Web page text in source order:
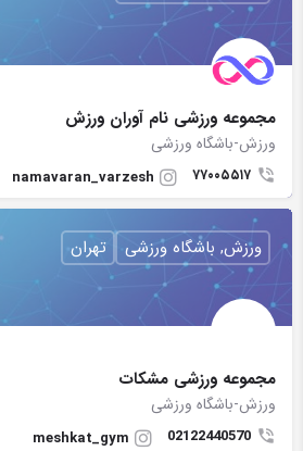
مجموعه ورزشی نام آوران ورزش
ورزش-باشگاه ورزشی
۷۷۰۰۵۵۱۷ namavaran_varzesh
مجموعه ورزشی مشکات
ورزش-باشگاه ورزشی
02122440570
meshkat_gym
ورزش, باشگاه ورزشی تهران